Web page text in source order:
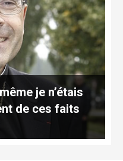
je n’étais
de ces faits